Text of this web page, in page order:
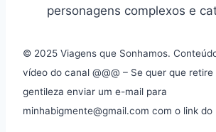
personagens complexos e
© 2025 Viagens que Sonhamos.
vídeo do canal @@@ – Se quer que
gentileza enviar um e-mail para
minhabigmente@gmail.com com o link do